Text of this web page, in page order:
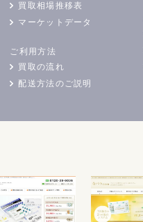
買取相場推移表
マーケットデータ
ご利用方法
買取の流れ
配送方法のご説明